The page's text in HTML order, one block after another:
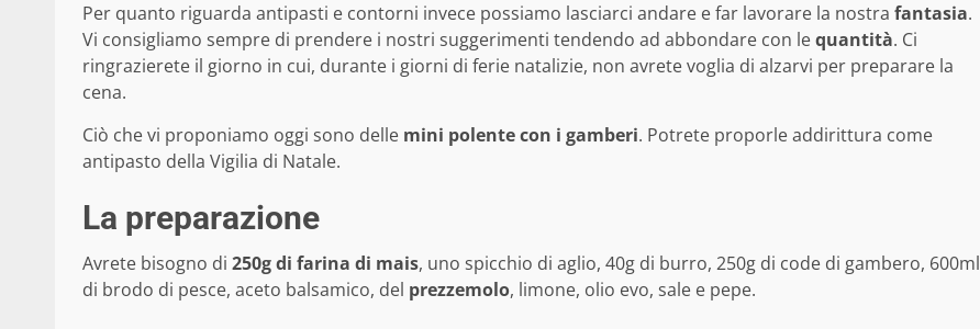
Per quanto riguarda antipasti e contorni invece possiamo lasciarci andare e far lavorare la nostra fantasia.
Vi consigliamo sempre di prendere i nostri suggerimenti tendendo ad abbondare con lequantità. Ci
ringrazierete il giorno in cui, durante i giorni di ferie natalizie, non avrete voglia di alzarvi per preparare la
cena.
Ciò che vi proponiamo oggi sono delle mini polente con i gamberi. Potrete proporle addirittura come
antipasto della Vigilia di Natale.
La preparazione
Avrete bisogno di 250g di farina di mais, uno spicchio di aglio, 40g di burro, 250g di code di gambero, 600ml
di brodo di pesce, aceto balsamico, del prezzemolo, limone, olio evo, sale e pepe.